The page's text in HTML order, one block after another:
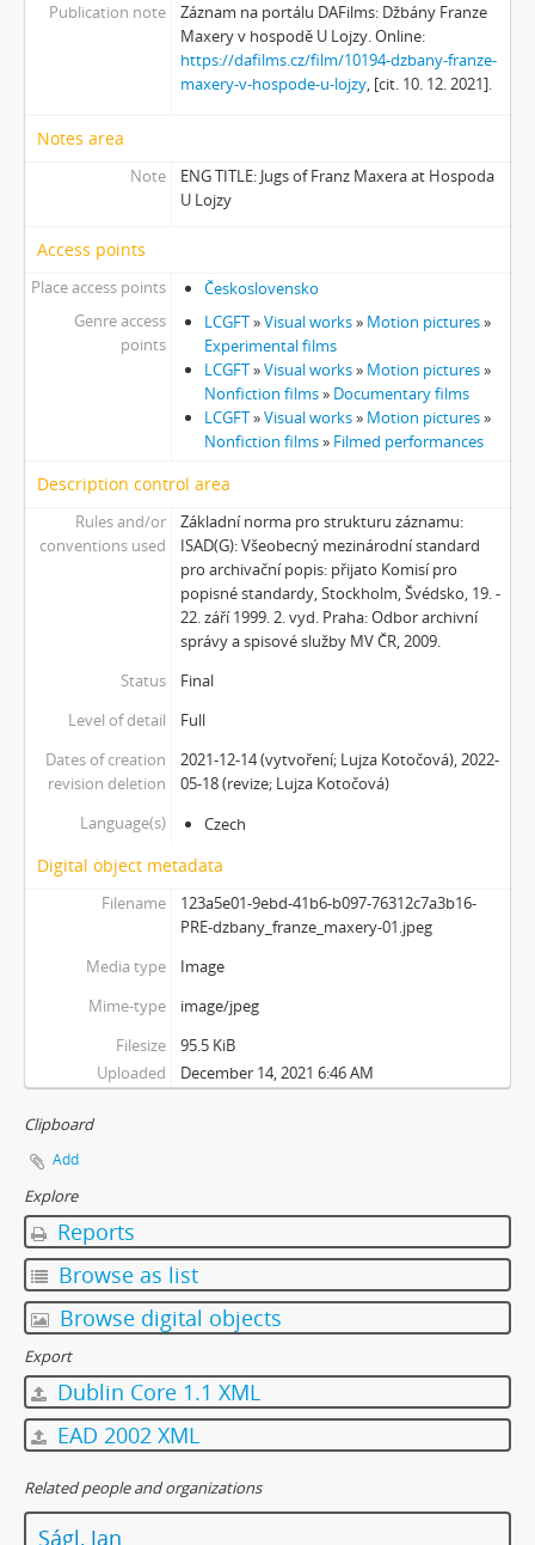
Publication note
Záznam na portálu DAFilms: Džbány Franze
Maxery v hospodě U Lojzy. Online:
https://dafilms.cz/film/10194-dzbany-franze-
maxery-v-hospode-u-lojzy, [cit. 10. 12. 2021].
Notes area
Note
ENG TITLE: Jugs of Franz Maxera at Hospoda
U Lojzy
Access points
Place access points
Československo
Genre access
points
LCGFT»Visual works» Motion pictures»
Experimental films
LCGFT»Visual works» Motion pictures»
Nonfiction films» Documentary films
LCGFT»Visual works» Motion pictures»
Nonfiction films» Filmed performances
Description control area
Rules and/or
conventions used
Základní norma pro strukturu záznamu:
ISAD(G): Všeobecný mezinárodní standard
pro archivační popis: přijato Komisí pro
popisné standardy, Stockholm, Švédsko, 19. -
22. září 1999. 2. vyd. Praha: Odbor archivní
správy a spisové služby MV ČR, 2009.
Status
Final
Level of detail
Full
Dates of creation
revision deletion
2021-12-14 (vytvoření; Lujza Kotočová), 2022-
05-18 (revize; Lujza Kotočová)
Language(s)
Czech
Digital object metadata
Filename
123a5e01-9ebd-41b6-b097-76312c7a3b16-
PRE-dzbany_franze_maxery-01.jpeg
Media type
Image
Mime-type
image/jpeg
Filesize
95.5 KiB
Uploaded
December 14, 2021 6:46 AM
Clipboard
Add
Explore
Reports
Browse as list
Browse digital objects
Export
Dublin Core 1.1 XML
EAD 2002 XML
Related people and organizations
Ságl, Jan